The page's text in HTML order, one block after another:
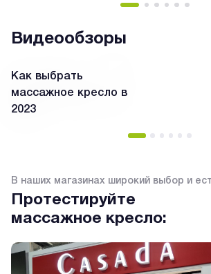
Видеообзоры
Как выбрать
массажное кресло в
2023
В наших магазинах широкий выбор и
Протестируйте
массажное кресло: